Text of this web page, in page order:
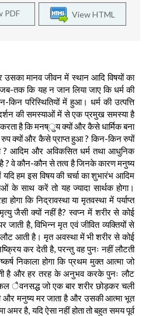
View HTML
PDF
उसका मानव जीवन में स्थान आदि विषयों का
जब-तक कि यह न जान लिया जाए कि धर्म की
परिस्थितियों में हुआ। धर्म की उत्पत्ति
की समस्याओं में से एक प्रमुख समस्या है
करता है कि मनष्ुय क्यों और कैसे धार्मिक बना
रुप क्यों और कैसे प्राप्त हुआ ? किन-किन रुपों
? आदिम और अविकसित धर्म तथा आधुनिक
है ? वे कौन-कौन से तत्व है जिनके कारण मनुष्य
यदि हम इस विषय की चर्चा का शुभारंभ आदिम
के साथ करें तो यह ज्यादा सार्थक होगा।
कि निद्रावस्था या मृतवस्था में पर्याप्त
जैसी क्यों नहीं है? स्वप्न में शरीर से कोई
जाती है, विभिन्न मृत एवं जीवित व्यक्तियों से
आती है। मृत अवस्था में भी शरीर से कोई
कर देती है, परन्तु वह पुनः नहीं लौटती
निकाला होगा कि प्रथम मुक्त आत्मा जो
है और हर तरह के अनुभव करके पुनः लौट
ैवनसद्ध जो एक बार शरीर छोड़कर चली
और मनुष्य मर जाता है और उसकी आत्मा भूत
है, यदि ऐसा नहीं होता तो बहुत समय पूर्व